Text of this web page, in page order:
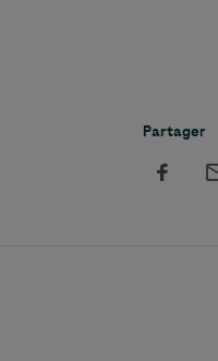
Partager